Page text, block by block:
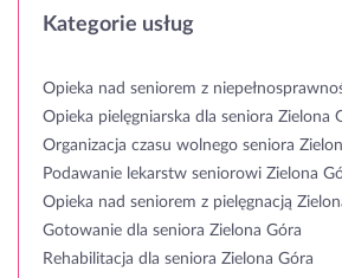
Kategorie usług
Opieka nad seniorem z
Opieka pielęgniarska dla seniora Zielona
Organizacja czasu wolnego seniora
Podawanie lekarstw seniorowi Zielona
Opieka nad seniorem z pielęgnacją
Gotowanie dla seniora Zielona Góra
Rehabilitacja dla seniora Zielona Góra